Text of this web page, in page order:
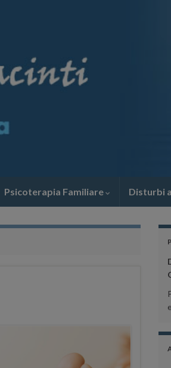
Psicoterapia Familiare Disturbi